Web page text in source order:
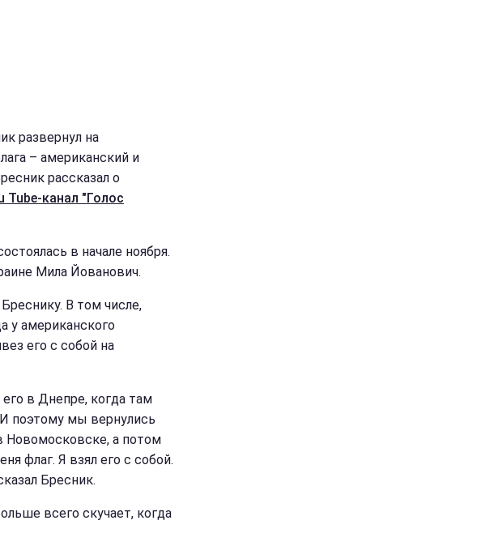
развернул на
– американский и
рассказал о
Tube-канал "Голос
в начале ноября.
Мила Йованович.
В том числе,
у американского
его с собой на
его в Днепре, когда там
поэтому мы вернулись
Новомосковске, а потом
флаг. Я взял его с собой.
Бресник.
всего скучает, когда